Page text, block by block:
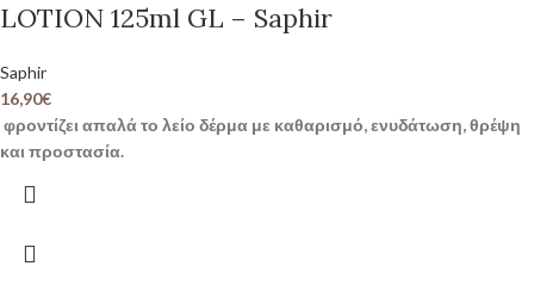
LOTION 125ml GL – Saphir
Saphir
16,90€
φροντίζει απαλά το λείο δέρμα με καθαρισμό, ενυδάτωση, θρέψη
και προστασία.